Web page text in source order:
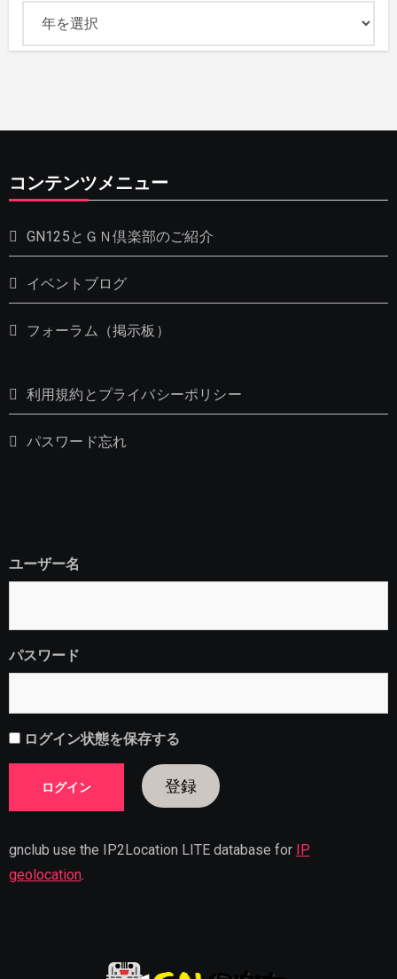
コンテンツメニュー
GN125とＧＮ倶楽部のご紹介
イベントブログ
フォーラム（掲示板）
利用規約とプライバシーポリシー
パスワード忘れ
ユーザー名
パスワード
ログイン状態を保存する
登録
gnclub use the IP2Location LITE database for IP
geolocation.